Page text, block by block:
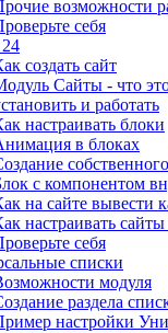
возможности
себя
создать сайт
Сайты - что
и работать
настраивать блоки
в блоках
с компонентом
на сайте вывести
настраивать
себя
списки
модуля
раздела
настройки